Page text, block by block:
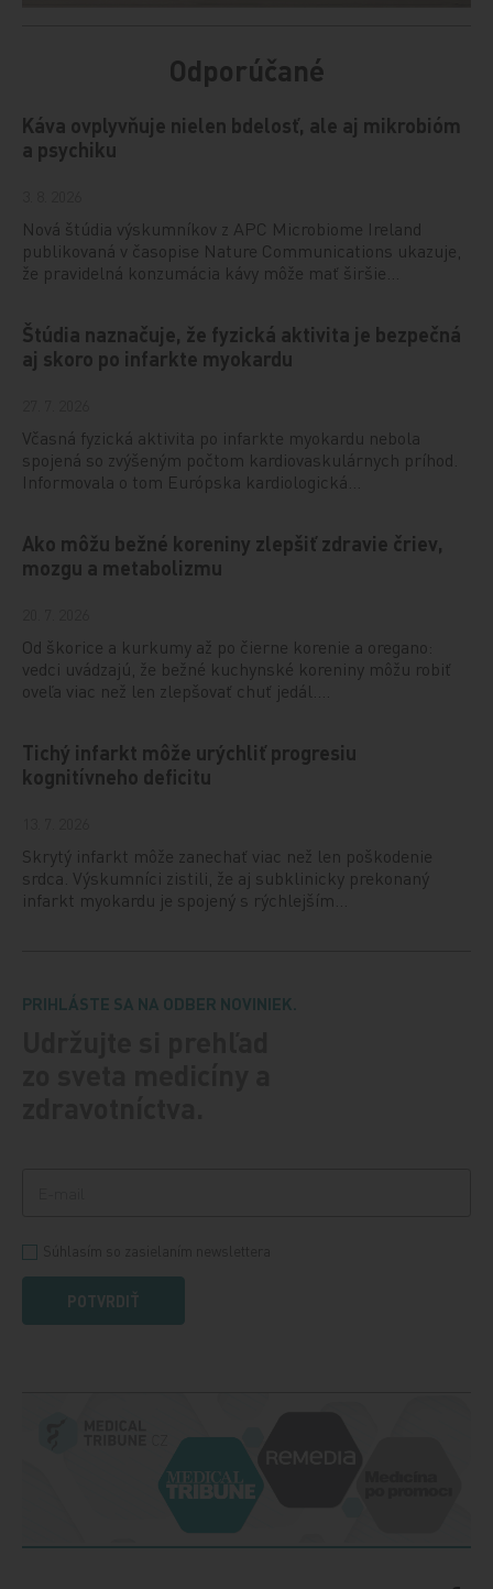
Odporúčané
Káva ovplyvňuje nielen bdelosť, ale aj mikrobióm
a psychiku
Nová štúdia výskumníkov z APC Microbiome Ireland
publikovaná v časopise Nature Communications ukazuje,
že pravidelná konzumácia kávy môže mať širšie…
Štúdia naznačuje, že fyzická aktivita je bezpečná
aj skoro po infarkte myokardu
Včasná fyzická aktivita po infarkte myokardu nebola
spojená so zvýšeným počtom kardiovaskulárnych príhod.
Informovala o tom Európska kardiologická…
Ako môžu bežné koreniny zlepšiť zdravie čriev,
mozgu a metabolizmu
Od škorice a kurkumy až po čierne korenie a oregano:
vedci uvádzajú, že bežné kuchynské koreniny môžu robiť
oveľa viac než len zlepšovať chuť jedál.…
Tichý infarkt môže urýchliť progresiu
kognitívneho deficitu
Skrytý infarkt môže zanechať viac než len poškodenie
srdca. Výskumníci zistili, že aj subklinicky prekonaný
infarkt myokardu je spojený s rýchlejším…
PRIHLÁSTE SA NA ODBER NOVINIEK.
POTVRDIŤ